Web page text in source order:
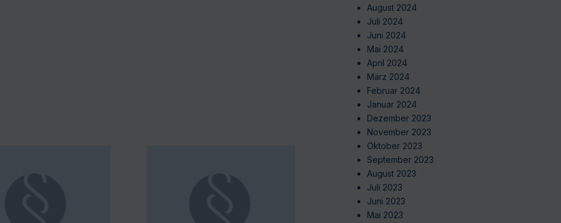
August 2024
Juli 2024
Juni 2024
Mai 2024
April 2024
März 2024
Februar 2024
Januar 2024
Dezember 2023
November 2023
Oktober 2023
September 2023
August 2023
Juli 2023
Juni 2023
Mai 2023